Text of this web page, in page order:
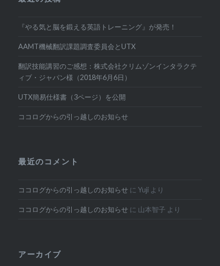
『やる気と脳を鍛える英語トレーニング』が発売！
AAMT機械翻訳課題調査委員会とUTX
翻訳技能講習のご感想：株式会社クリムゾンインタラクテ
ィブ・ジャパン様（2018年6月6日）
UTX簡易仕様書（3ページ）を公開
ココログからの引っ越しのお知らせ
最近のコメント
ココログからの引っ越しのお知らせ にYuji より
ココログからの引っ越しのお知らせ に 山本智子 より
アーカイブ